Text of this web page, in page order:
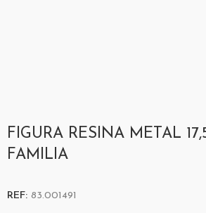
FIGURA RESINA METAL
FAMILIA
REF: 83.001491